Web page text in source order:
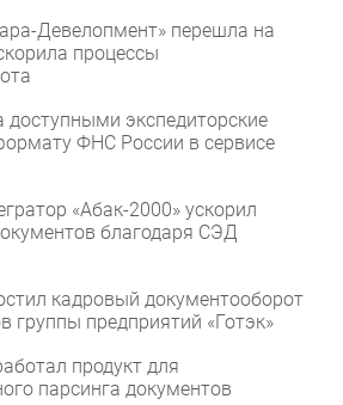
Девелопмент» перешла на
процессы
доступными экспедиторские
ФНС России в сервисе
«Абак-2000» ускорил
благодаря СЭД
кадровый документооборот
группы предприятий «Готэк»
продукт для
парсинга документов